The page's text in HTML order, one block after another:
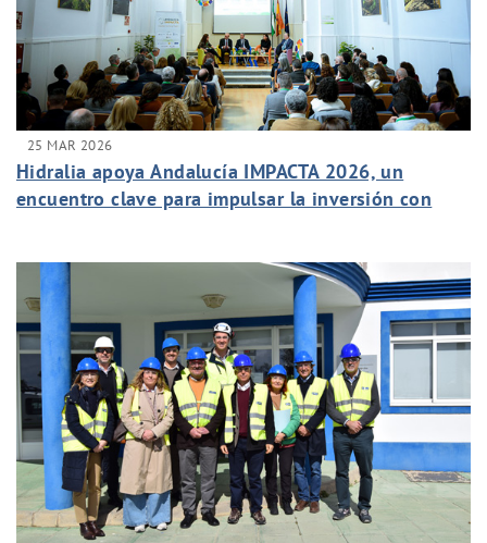
25 MAR 2026
Hidralia apoya Andalucía IMPACTA 2026, un
encuentro clave para impulsar la inversión con